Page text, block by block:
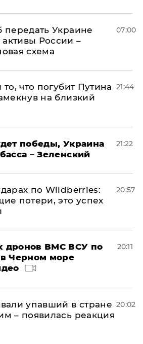
передать Украине
России –
схема
07:00
что погубит Путина
на близкий
21:44
победы, Украина
– Зеленский
21:22
по Wildberries:
потери, это успех
20:57
дронов ВМС ВСУ по
Черном море
20:11
упавший в стране
– появилась реакция
20:02